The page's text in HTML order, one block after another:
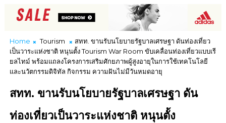
Home Tourism
สทท. ขานรับนโยบายรัฐบาลเศรษฐา ดันท่องเที่ยว
เป็นวาระแห่งชาติ หนุนตั้ง Tourism War Room ขับเคลื่อนท่องเที่ยวแบบเรี
ยลไทม์ พร้อมแถลงโครงการเสริมศักยภาพผู้สูงอายุในการใช้เทคโนโลยี
และนวัตกรรมดิจิทัล กิจกรรม ความฝันไม่มีวันหมดอายุ
สทท. ขานรับนโยบายรัฐบาลเศรษฐา ดัน
ท่องเที่ยวเป็นวาระแห่งชาติ หนุนตั้ง